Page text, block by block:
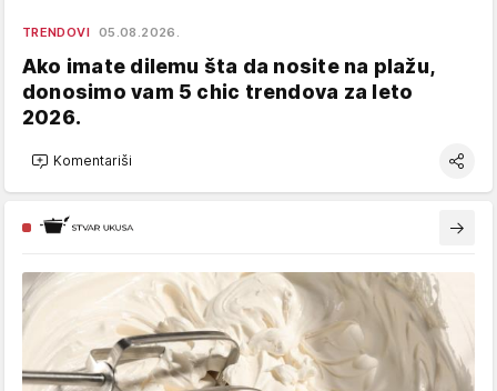
TRENDOVI 05.08.2026.
Ako imate dilemu šta da nosite na plažu,
donosimo vam 5 chic trendova za leto
2026.
Komentariši